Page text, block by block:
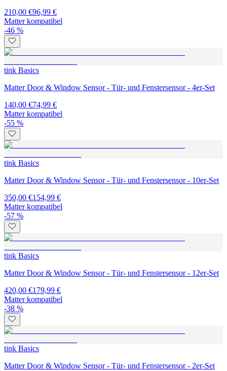
210,00 €96,99 €
Matter kompatibel
-46 %
tink Basics
Matter Door & Window Sensor - Tür- und Fenstersensor - 4er-Set
140,00 €74,99 €
Matter kompatibel
-55 %
tink Basics
Matter Door & Window Sensor - Tür- und Fenstersensor - 10er-Set
350,00 €154,99 €
Matter kompatibel
-57 %
tink Basics
Matter Door & Window Sensor - Tür- und Fenstersensor - 12er-Set
420,00 €179,99 €
Matter kompatibel
-38 %
tink Basics
Matter Door & Window Sensor - Tür- und Fenstersensor - 2er-Set